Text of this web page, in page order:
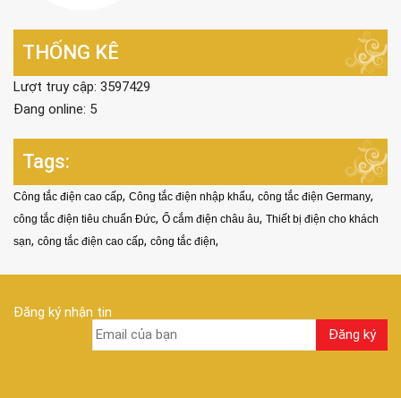
THỐNG KÊ
Lượt truy cập: 3597429
Đang online: 5
Tags:
Công tắc điện cao cấp, Công tắc điện nhập khẩu, công tắc điện Germany,
công tắc điện tiêu chuẩn Đức, Ổ cắm điện châu âu, Thiết bị điện cho khách
sạn, công tắc điện cao cấp, công tắc điện,
Đăng ký nhận tin